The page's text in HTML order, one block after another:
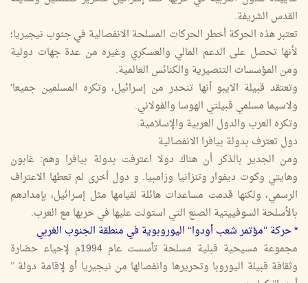
القدس الشريفة.
تعتبر هذه الحركة أخطر الحركات المسلحة الانفصالية في جنوب نيجيريا؛
لأنها تحصل على الدعم المالي والعسكري وغيره من عدة جهات دولية
ومن المؤسسات التنصيرية والكنائس العالمية.
وتعتقد قبيلة الايبو أنها تنحدر من إسرائيل، وتكره المسلمين جميعا'
ولاسيما مسلمي قبيلتي الهوسا والفولاني.
وتكره العرب والدول العربية والإسلامية.
دول تعترف بدولة بيافرا الانفصالية
ومن الجدير بالذكر أن هناك دولا اعترفت بدولة بيافرا وهم: غابون
وهايتي وكوت ديفوار وتنزانيا وزامبيا. و دول أخرى لم تعطها الاعتراف
الرسمي، ولكنها قدمت مساعدات هائلة لقيامها مثل إسرائيل، بإمدادهم
بالأسلحة السوفييتية الصنع التي استولت عليها في حربها مع العرب.
* حركة ’’مؤتمر شعب أودوا‘‘ اليوروبوية في منطقة الجنوب الغربي
مجموعة مسيحية قبلية مسلحة تأسست عام 1994م لإحياء حضارة
وثقافة قبيلة اليوروبا وتحريرها وانفصالها من نيجيريا أو لإقامة دولة ’’